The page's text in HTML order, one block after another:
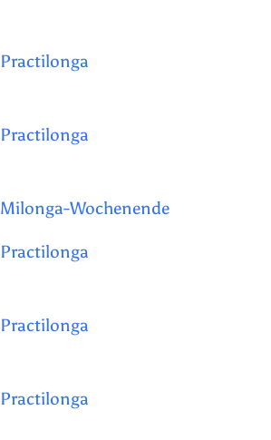
Practilonga
Practilonga
Milonga-Wochenende
Practilonga
Practilonga
Practilonga